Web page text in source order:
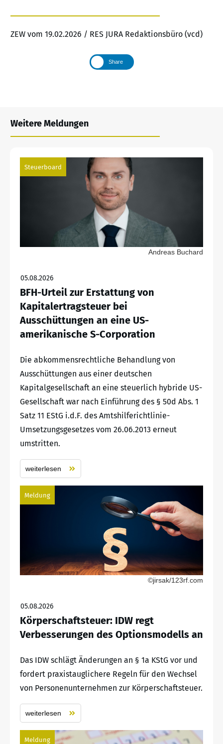
ZEW vom 19.02.2026 / RES JURA Redaktionsbüro (vcd)
Share
Weitere Meldungen
Steuerboard
Andreas Buchard
05.08.2026
BFH-Urteil zur Erstattung von
Kapitalertragsteuer bei
Ausschüttungen an eine US-
amerikanische S-Corporation
Die abkommensrechtliche Behandlung von
Ausschüttungen aus einer deutschen
Kapitalgesellschaft an eine steuerlich hybride US-
Gesellschaft war nach Einführung des § 50d Abs. 1
Satz 11 EStG i.d.F. des Amtshilferichtlinie-
Umsetzungsgesetzes vom 26.06.2013 erneut
umstritten.
weiterlesen
Meldung
©jirsak/123rf.com
05.08.2026
Körperschaftsteuer: IDW regt
Verbesserungen des Optionsmodells an
Das IDW schlägt Änderungen an § 1a KStG vor und
fordert praxistauglichere Regeln für den Wechsel
von Personenunternehmen zur Körperschaftsteuer.
weiterlesen
Meldung